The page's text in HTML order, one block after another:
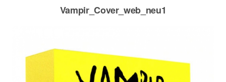
Vampir_Cover_web_neu1